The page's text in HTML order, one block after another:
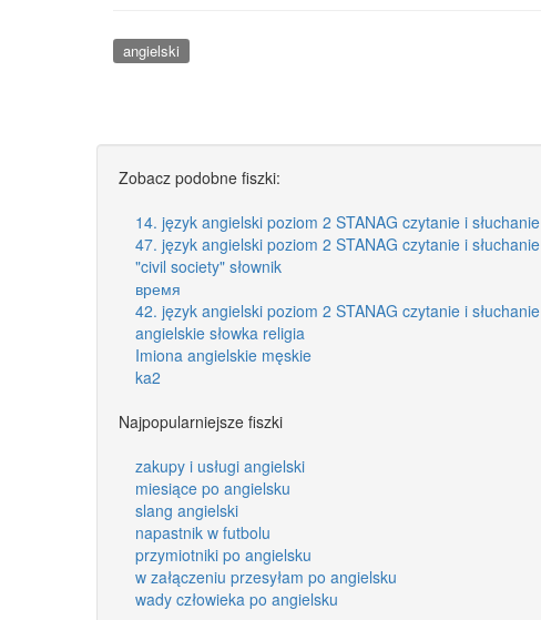
angielski
Zobacz podobne fiszki:
14. język angielski poziom 2 STANAG czytanie i słuchanie
47. język angielski poziom 2 STANAG czytanie i słuchanie
"civil society" słownik
время
42. język angielski poziom 2 STANAG czytanie i słuchanie
angielskie słowka religia
Imiona angielskie męskie
ka2
Najpopularniejsze fiszki
zakupy i usługi angielski
miesiące po angielsku
slang angielski
napastnik w futbolu
przymiotniki po angielsku
w załączeniu przesyłam po angielsku
wady człowieka po angielsku